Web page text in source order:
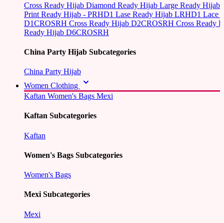
Cross Ready Hijab Diamond Ready Hijab Large Ready Hijab
Print Ready Hijab - PRHD1 Lase Ready Hijab LRHD1 Lace
D1CROSRH Cross Ready Hijab D2CROSRH Cross Ready
Ready Hijab D6CROSRH
China Party Hijab Subcategories
China Party Hijab
Women Clothing
Kaftan Women's Bags Mexi
Kaftan Subcategories
Kaftan
Women's Bags Subcategories
Women's Bags
Mexi Subcategories
Mexi